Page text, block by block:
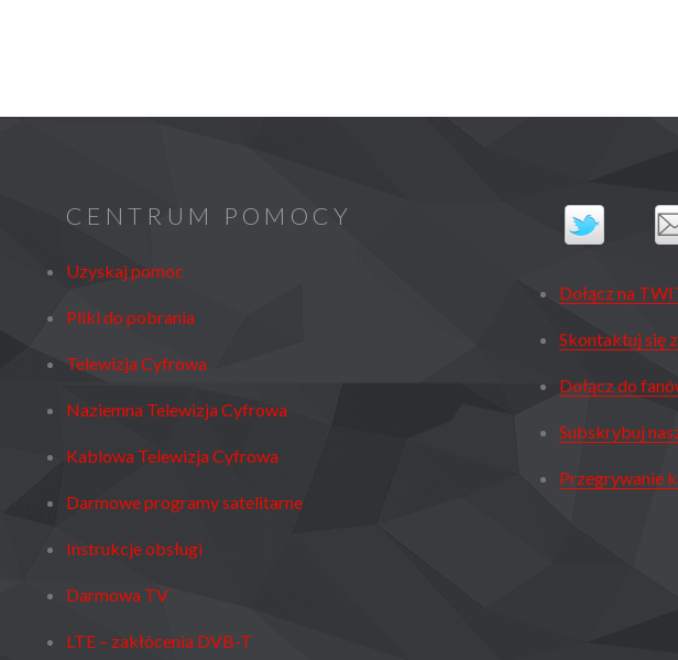
CENTRUM POMOCY
Uzyskaj pomoc
Pliki do pobrania
Telewizja Cyfrowa
Naziemna Telewizja Cyfrowa
Kablowa Telewizja Cyfrowa
Darmowe programy satelitarne
Instrukcje obsługi
Darmowa TV
LTE – zakłócenia DVB-T
Dołącz na
Skontaktuj się
Dołącz do
Subskrybuj
Przegrywanie